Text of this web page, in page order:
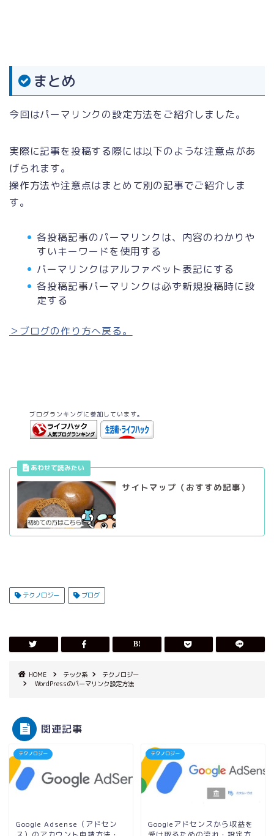
まとめ
今回はパーマリンクの設定方法をご紹介しました。
実際に記事を投稿する際には以下のような注意点があ
げられます。
操作方法や注意点はまとめて別の記事でご紹介しま
す。
各投稿記事のパーマリンクは、内容のわかりや
すいキーワードを使用する
パーマリンクはアルファベット表記にする
各投稿記事パーマリンクは必ず新規投稿時に設
定する
＞ブログの作り方へ戻る。
ブログランキングに参加しています。
サイトマップ（おすすめ記事）
テクノロジー ブログ
HOME テック系
テクノロジー
WordPressのパーマリンク設定方法
関連記事
テクノロジー
Google Adsense（アドセン
テクノロジー
Googleアドセンスから収益を